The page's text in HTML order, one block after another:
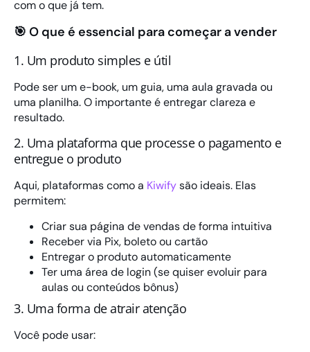
com o que já tem.
🎯 O que é essencial para começar a vender
1. Um produto simples e útil
Pode ser um e-book, um guia, uma aula gravada ou
uma planilha. O importante é entregar clareza e
resultado.
2. Uma plataforma que processe o pagamento e
entregue o produto
Aqui, plataformas como a Kiwifysão ideais. Elas
permitem:
Criar sua página de vendas de forma intuitiva
Receber via Pix, boleto ou cartão
Entregar o produto automaticamente
Ter uma área de login (se quiser evoluir para
aulas ou conteúdos bônus)
3. Uma forma de atrair atenção
Você pode usar: